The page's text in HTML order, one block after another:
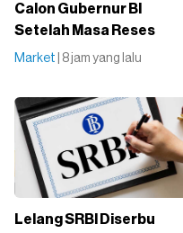
Calon Gubernur BI
Setelah Masa Reses
Market | 8 jam yang lalu
Lelang SRBI Diserbu